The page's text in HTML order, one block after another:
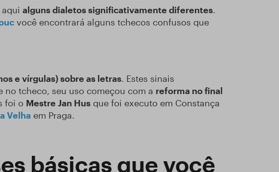
alguns dialetos significativamente diferentes.
você encontrará alguns tchecos confusos que
e vírgulas) sobre as letras. Estes sinais
tcheco, seu uso começou com a reforma no final
foi o Mestre Jan Hus que foi executo em Constança
Velha em Praga.
básicas que você